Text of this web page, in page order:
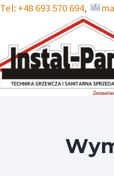
Tel: +48 693 570 694,